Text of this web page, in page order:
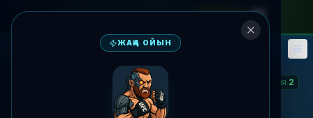
🎮 Фэнтези Оқиғалар
СЕРИЯ:2
ЖАҢА ОЙЫН